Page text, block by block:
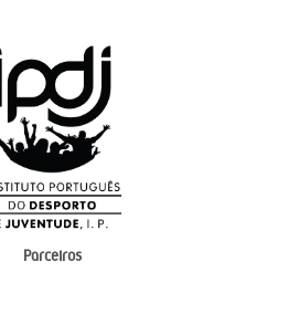
Parceiros